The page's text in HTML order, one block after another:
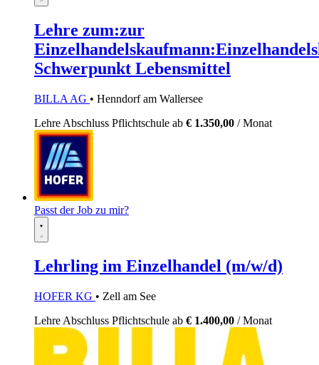
Lehre zum:zur
Schwerpunkt Lebensmittel
BILLA AG • Henndorf am Wallersee
Lehre Abschluss Pflichtschule ab € 1.350,00 / Monat
Passt der Job zu mir?
Lehrling im Einzelhandel (m/w/d)
HOFER KG • Zell am See
Lehre Abschluss Pflichtschule ab € 1.400,00 / Monat